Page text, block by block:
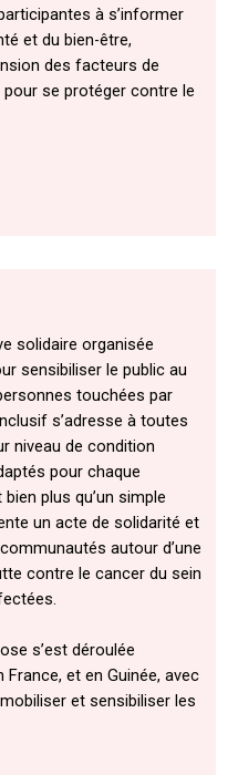
à s’informer
et du bien-être,
des facteurs de
se protéger contre le
solidaire organisée
sensibiliser le public au
touchées par
s’adresse à toutes
niveau de condition
pour chaque
plus qu’un simple
un acte de solidarité et
autour d’une
contre le cancer du sein
s’est déroulée
et en Guinée, avec
et sensibiliser les